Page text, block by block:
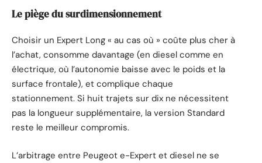
Le piège du surdimensionnement
Choisir un Expert Long « au cas où » coûte plus cher à
l’achat, consomme davantage (en diesel comme en
électrique, où l’autonomie baisse avec le poids et la
surface frontale), et complique chaque
stationnement. Si huit trajets sur dix ne nécessitent
pas la longueur supplémentaire, la version Standard
reste le meilleur compromis.
L’arbitrage entre Peugeot e-Expert et diesel ne se